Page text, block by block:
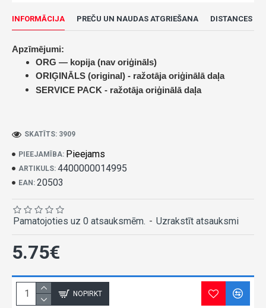
INFORMĀCIJA PREČU UN NAUDAS ATGRIEŠANA DISTANCES
Apzīmējumi:
ORG — kopija (nav oriģināls)
ORIĢINĀLS (original) - ražotāja oriģinālā daļa
SERVICE PACK - ražotāja oriģinālā daļa
PIEEJAMĪBA: Pieejams
ARTIKULS: 4400000014995
EAN: 20503
SKATĪTS: 3909
Pamatojoties uz 0 atsauksmēm. - Uzrakstīt atsauksmi
5.75€
NOPIRKT